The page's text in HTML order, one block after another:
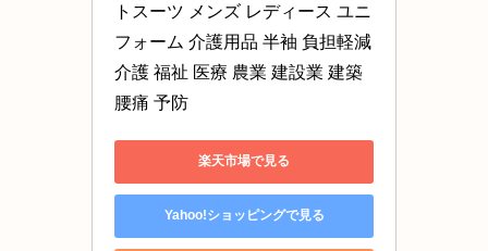
トスーツ メンズ レディース ユニ
フォーム 介護用品 半袖 負担軽減
介護 福祉 医療 農業 建設業 建築
腰痛 予防
楽天市場で見る
Yahoo!ショッピングで見る